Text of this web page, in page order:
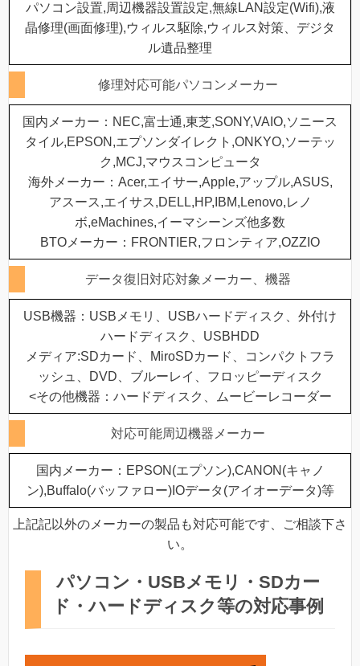
パソコン設置,周辺機器設置設定,無線LAN設定(Wifi),液
晶修理(画面修理),ウィルス駆除,ウィルス対策、デジタ
ル遺品整理
修理対応可能パソコンメーカー
国内メーカー：NEC,富士通,東芝,SONY,VAIO,ソニース
タイル,EPSON,エプソンダイレクト,ONKYO,ソーテッ
ク,MCJ,マウスコンピュータ
海外メーカー：Acer,エイサー,Apple,アップル,ASUS,
アスース,エイサス,DELL,HP,IBM,Lenovo,レノ
ボ,eMachines,イーマシーンズ他多数
BTOメーカー：FRONTIER,フロンティア,OZZIO
データ復旧対応対象メーカー、機器
USB機器：USBメモリ、USBハードディスク、外付け
ハードディスク、USBHDD
メディア:SDカード、MiroSDカード、コンパクトフラ
ッシュ、DVD、ブルーレイ、フロッピーディスク
<その他機器：ハードディスク、ムービーレコーダー
対応可能周辺機器メーカー
国内メーカー：EPSON(エプソン),CANON(キャノ
ン),Buffalo(バッファロー)IOデータ(アイオーデータ)等
上記記以外のメーカーの製品も対応可能です、ご相談下さ
い。
パソコン・USBメモリ・SDカー
ド・ハードディスク等の対応事例